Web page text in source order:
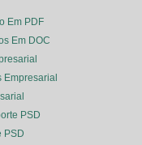
Em PDF
Em DOC
Empresarial
PSD
PSD